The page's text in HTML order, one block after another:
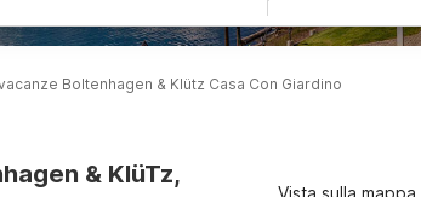
Boltenhagen & Klütz Casa Con Giardino
& KlüTz,
Vista sulla mappa